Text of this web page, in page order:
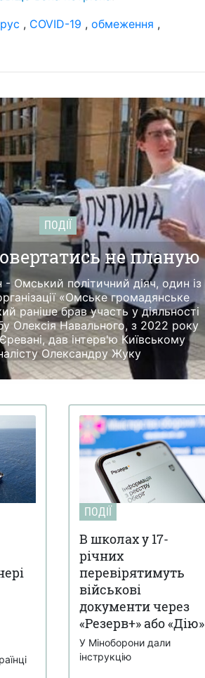
, COVID-19 , обмеження ,
ПОДІЇ
не планую
- Омський політичний діяч, один із
«Омське громадянське
раніше брав участь у діяльності
Олексія Навального, з 2022 року
дав інтерв'ю Київському
Олександру Жуку
ПОДІЇ
В школах у 17-
річних
перевірятимуть
військові
документи через
«Резерв+» або «Дію»
У Міноборони дали
інструкцію